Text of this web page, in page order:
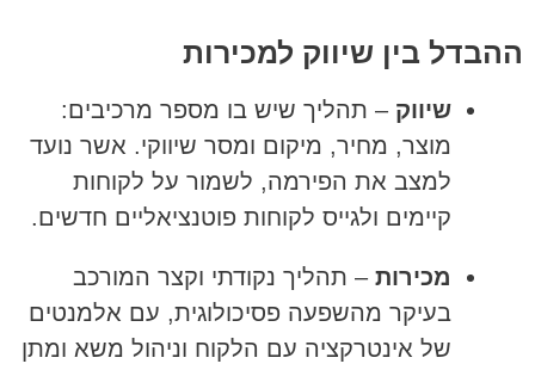
ההבדל בין שיווק למכירות
שיווק – תהליך שיש בו מספר מרכיבים:
מוצר, מחיר, מיקום ומסר שיווקי. אשר נועד
למצב את הפירמה, לשמור על לקוחות
קיימים ולגייס לקוחות פוטנציאליים חדשים.
מכירות – תהליך נקודתי וקצר המורכב
בעיקר מהשפעה פסיכולוגית, עם אלמנטים
של אינטרקציה עם הלקוח וניהול משא ומתן